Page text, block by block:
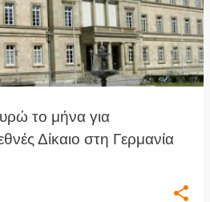
το μήνα για
Δίκαιο στη Γερμανία